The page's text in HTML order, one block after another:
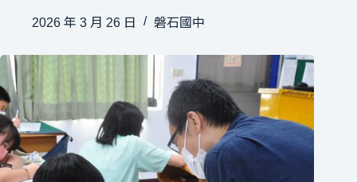
2026 年 3 月 26 日 磐石國中